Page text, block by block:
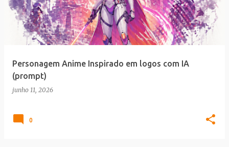
Personagem Anime Inspirado em logos com IA
(prompt)
junho 11, 2026
0